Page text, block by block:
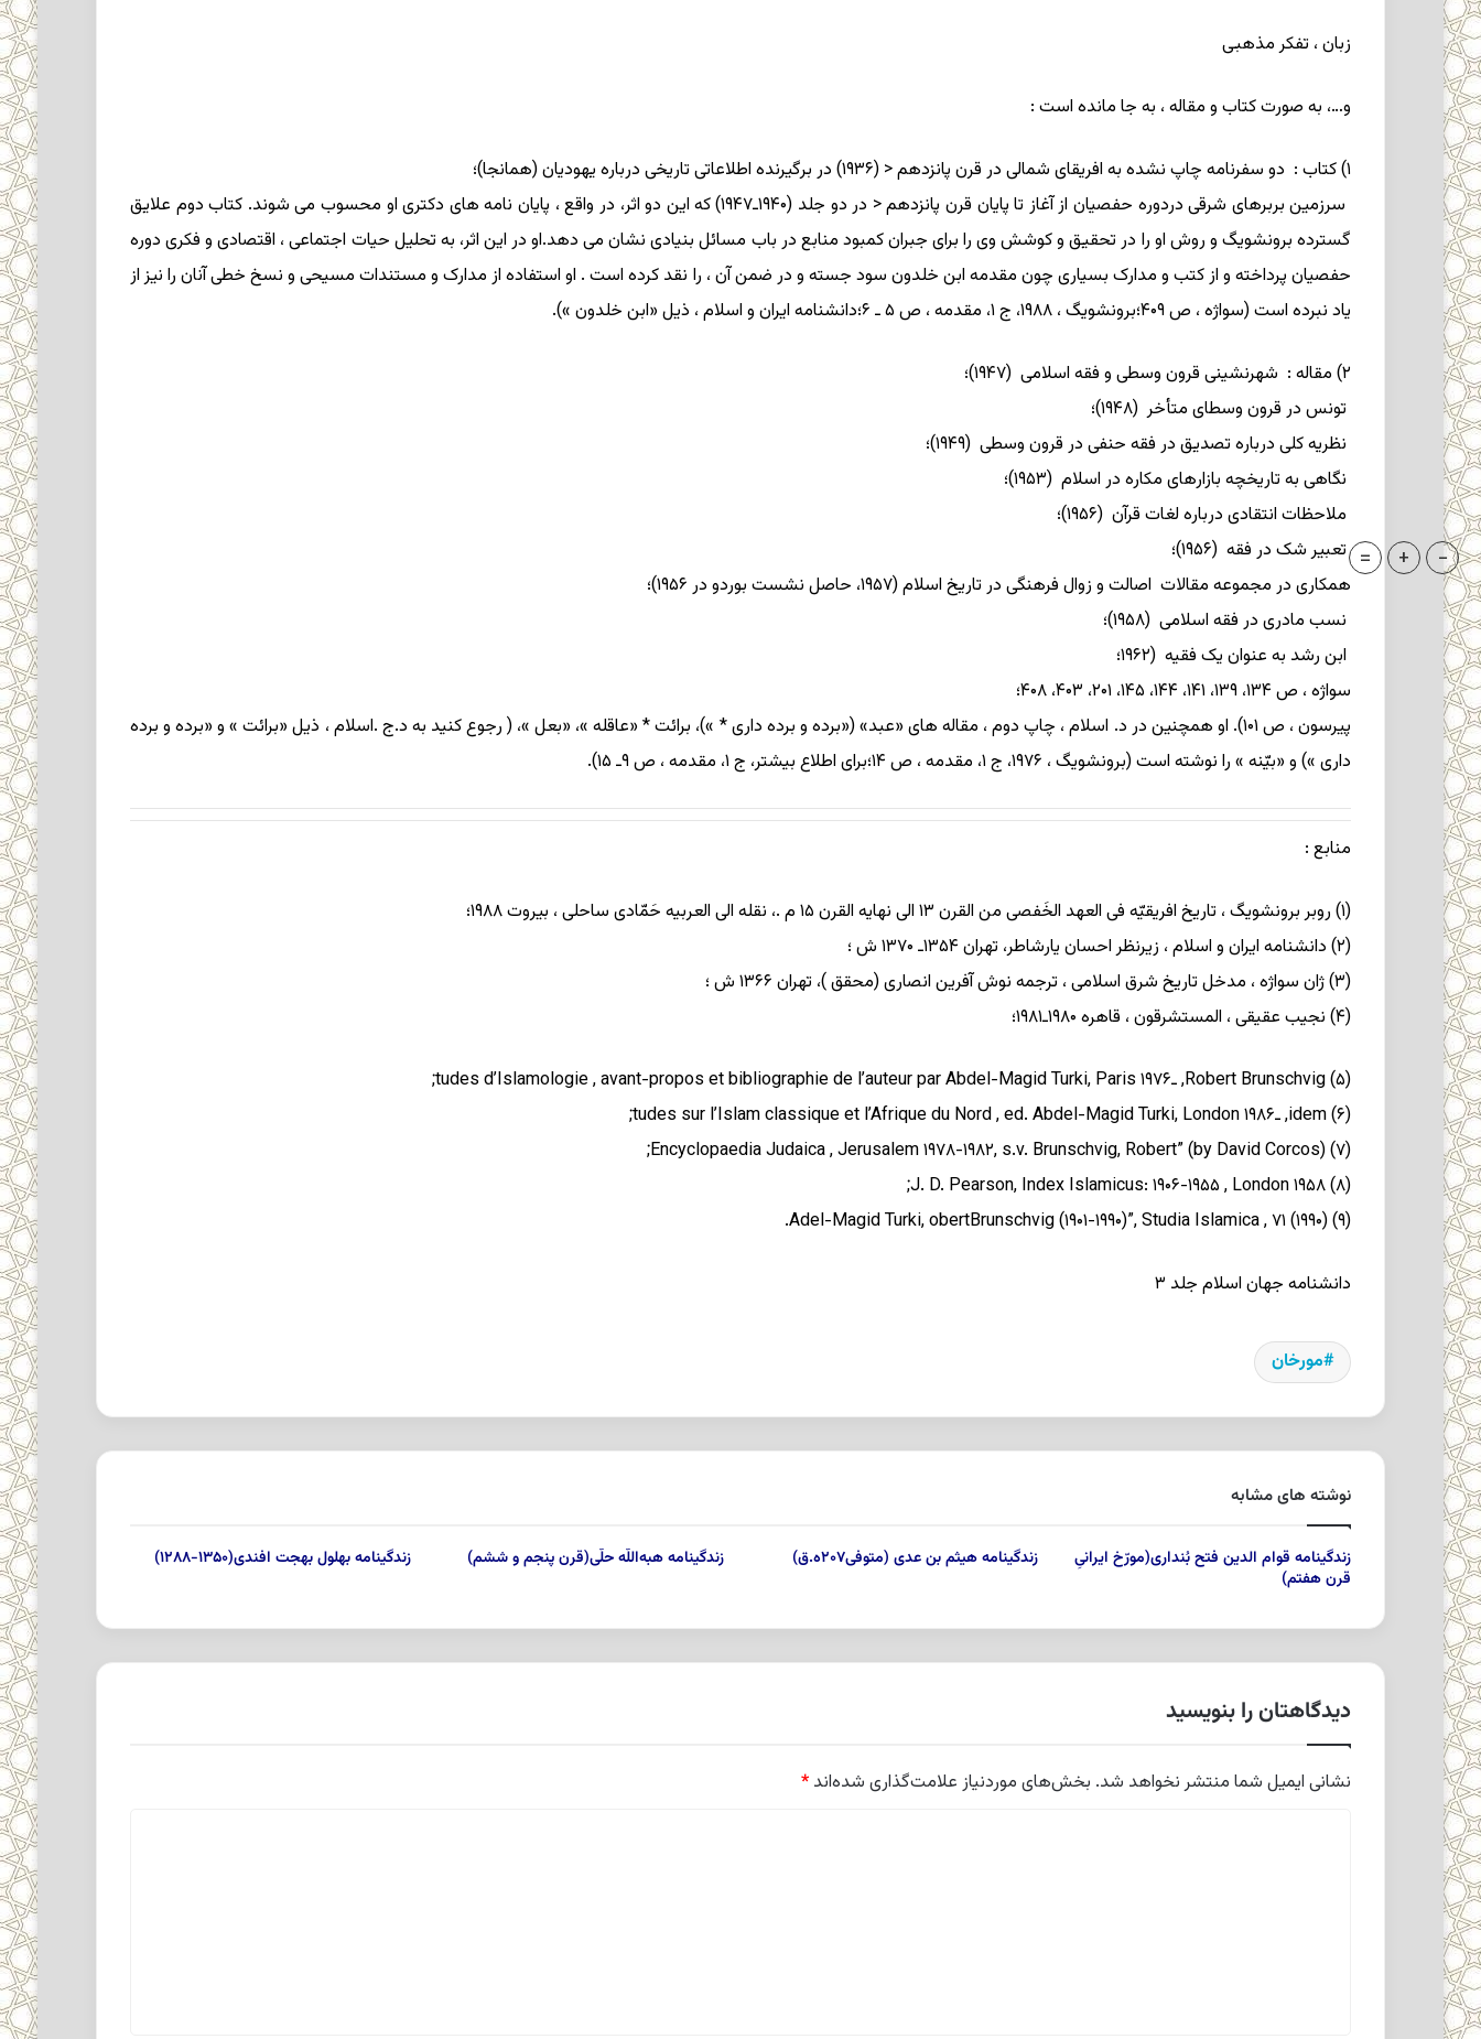
زبان ، تفکر مذهبی
و…، به صورت کتاب و مقاله ، به جا مانده است :
۱) کتاب : دو سفرنامه چاپ نشده به افریقای شمالی در قرن پانزدهم < (۱۹۳۶) در برگیرنده اطلاعاتی تاریخی درباره یهودیان (همانجا)؛
سرزمین بربرهای شرقی دردوره حفصیان از آغاز تا پایان قرن پانزدهم < در دو جلد (۱۹۴۰ـ۱۹۴۷) که این دو اثر، در واقع ، پایان نامه های دکتری او محسوب می شوند. کتاب دوم علایق
گسترده برونشویگ و روش او را در تحقیق و کوشش وی را برای جبران کمبود منابع در باب مسائل بنیادی نشان می دهد.او در این اثر، به تحلیل حیات اجتماعی ، اقتصادی و فکری دوره
حفصیان پرداخته و از کتب و مدارک بسیاری چون مقدمه ابن خلدون سود جسته و در ضمن آن ، را نقد کرده است . او استفاده از مدارک و مستندات مسیحی و نسخ خطی آنان را نیز از
یاد نبرده است (سواژه ، ص ۴۰۹؛برونشویگ ، ۱۹۸۸، ج ۱، مقدمه ، ص ۵ ـ ۶؛دانشنامه ایران و اسلام ، ذیل «ابن خلدون »).
۲) مقاله : شهرنشینی قرون وسطی و فقه اسلامی (۱۹۴۷)؛
تونس در قرون وسطای متأخر (۱۹۴۸)؛
نظریه کلی درباره تصدیق در فقه حنفی در قرون وسطی (۱۹۴۹)؛
نگاهی به تاریخچه بازارهای مکاره در اسلام (۱۹۵۳)؛
ملاحظات انتقادی درباره لغات قرآن (۱۹۵۶)؛
تعبیر شک در فقه (۱۹۵۶)؛
همکاری در مجموعه مقالات اصالت و زوال فرهنگی در تاریخ اسلام (۱۹۵۷، حاصل نشست بوردو در ۱۹۵۶)؛
نسب مادری در فقه اسلامی (۱۹۵۸)؛
ابن رشد به عنوان یک فقیه (۱۹۶۲؛
سواژه ، ص ۱۳۴، ۱۳۹، ۱۴۱، ۱۴۴، ۱۴۵، ۲۰۱، ۴۰۳، ۴۰۸؛
پیرسون ، ص ۱۰۱). او همچنین در د. اسلام ، چاپ دوم ، مقاله های «عبد» («برده و برده داری * »)، برائت * «عاقله »، «بعل »، ( رجوع کنید به د.ج .اسلام ، ذیل «برائت » و «برده و برده
داری ») و «بیّنه » را نوشته است (برونشویگ ، ۱۹۷۶، ج ۱، مقدمه ، ص ۱۴؛برای اطلاع بیشتر، ج ۱، مقدمه ، ص ۹ـ ۱۵).
منابع:
(۱) روبر برونشویگ ، تاریخ افریقیّه فی العهد الخَفصی من القرن ۱۳ الی نهایه القرن ۱۵ م .، نقله الی العربیه حَمّادی ساحلی ، بیروت ۱۹۸۸؛
(۲) دانشنامه ایران و اسلام ، زیرنظر احسان یارشاطر، تهران ۱۳۵۴ـ ۱۳۷۰ ش ؛
(۳) ژان سواژه ، مدخل تاریخ شرق اسلامی ، ترجمه نوش آفرین انصاری (محقق )، تهران ۱۳۶۶ ش ؛
(۴) نجیب عقیقی ، المستشرقون ، قاهره ۱۹۸۰ـ۱۹۸۱؛
(۵) Robert Brunschvig, ـtudes d’Islamologie , avant-propos et bibliographie de l’auteur par Abdel-Magid Turki, Paris ۱۹۷۶;
(۶) idem, ـtudes sur l’Islam classique et l’Afrique du Nord , ed. Abdel-Magid Turki, London ۱۹۸۶;
(۷) Encyclopaedia Judaica , Jerusalem ۱۹۷۸-۱۹۸۲, s.v. Brunschvig, Robert” (by David Corcos);
(۸) J. D. Pearson, Index Islamicus: ۱۹۰۶-۱۹۵۵ , London ۱۹۵۸;
(۹) Adel-Magid Turki, obertBrunschvig (۱۹۰۱-۱۹۹۰)”, Studia Islamica , ۷۱ (۱۹۹۰).
دانشنامه جهان اسلام جلد ۳
مورخان
نوشته های مشابه
زندگینامه قوام الدین فتح بُنداری(مورّخ ایرانیِ
قرن هفتم)
زندگینامه هیثم بن عدى (متوفی۲۰۷ه.ق) زندگینامه هبه‌اللّه‌ حلّى(قرن پنجم و ششم) زندگینامه بهلول بهجت افندی(۱۳۵۰-۱۲۸۸)
دیدگاهتان را بنویسید
نشانی ایمیل شما منتشر نخواهد شد. بخش‌های موردنیاز علامت‌گذاری شده‌اند *
-
+
=